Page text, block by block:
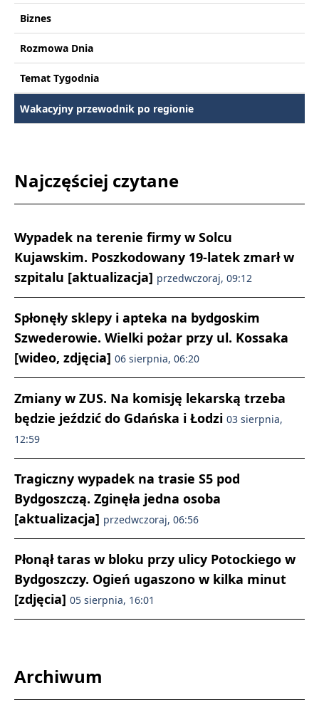
Biznes
Rozmowa Dnia
Temat Tygodnia
Wakacyjny przewodnik po regionie
Najczęściej czytane
Wypadek na terenie firmy w Solcu
Kujawskim. Poszkodowany 19-latek zmarł w
szpitalu [aktualizacja] przedwczoraj, 09:12
Spłonęły sklepy i apteka na bydgoskim
Szwederowie. Wielki pożar przy ul. Kossaka
[wideo, zdjęcia] 06 sierpnia, 06:20
Zmiany w ZUS. Na komisję lekarską trzeba
będzie jeździć do Gdańska i Łodzi 03 sierpnia,
12:59
Tragiczny wypadek na trasie S5 pod
Bydgoszczą. Zginęła jedna osoba
[aktualizacja] przedwczoraj, 06:56
Płonął taras w bloku przy ulicy Potockiego w
Bydgoszczy. Ogień ugaszono w kilka minut
[zdjęcia] 05 sierpnia, 16:01
Archiwum